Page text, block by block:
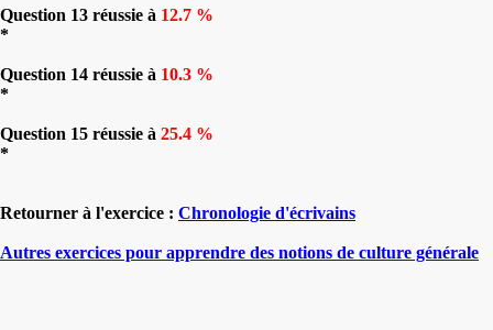
Question 13 réussie à 12.7 %
*
Question 14 réussie à 10.3 %
*
Question 15 réussie à 25.4 %
*
Retourner à l'exercice : Chronologie d'écrivains
Autres exercices pour apprendre des notions de culture générale